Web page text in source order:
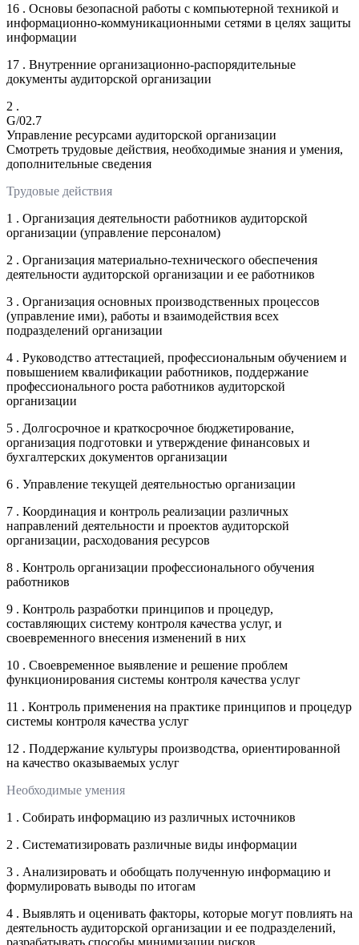
16 . Основы безопасной работы с компьютерной техникой и
информационно-коммуникационными сетями в целях защиты
информации
17 . Внутренние организационно-распорядительные
документы аудиторской организации
2 .
G/02.7
Управление ресурсами аудиторской организации
Смотреть трудовые действия, необходимые знания и умения,
дополнительные сведения
Трудовые действия
1 . Организация деятельности работников аудиторской
организации (управление персоналом)
2 . Организация материально-технического обеспечения
деятельности аудиторской организации и ее работников
3 . Организация основных производственных процессов
(управление ими), работы и взаимодействия всех
подразделений организации
4 . Руководство аттестацией, профессиональным обучением и
повышением квалификации работников, поддержание
профессионального роста работников аудиторской
организации
5 . Долгосрочное и краткосрочное бюджетирование,
организация подготовки и утверждение финансовых и
бухгалтерских документов организации
6 . Управление текущей деятельностью организации
7 . Координация и контроль реализации различных
направлений деятельности и проектов аудиторской
организации, расходования ресурсов
8 . Контроль организации профессионального обучения
работников
9 . Контроль разработки принципов и процедур,
составляющих систему контроля качества услуг, и
своевременного внесения изменений в них
10 . Своевременное выявление и решение проблем
функционирования системы контроля качества услуг
11 . Контроль применения на практике принципов и процедур
системы контроля качества услуг
12 . Поддержание культуры производства, ориентированной
на качество оказываемых услуг
Необходимые умения
1 . Собирать информацию из различных источников
2 . Систематизировать различные виды информации
3 . Анализировать и обобщать полученную информацию и
формулировать выводы по итогам
4 . Выявлять и оценивать факторы, которые могут повлиять на
деятельность аудиторской организации и ее подразделений,
разрабатывать способы минимизации рисков